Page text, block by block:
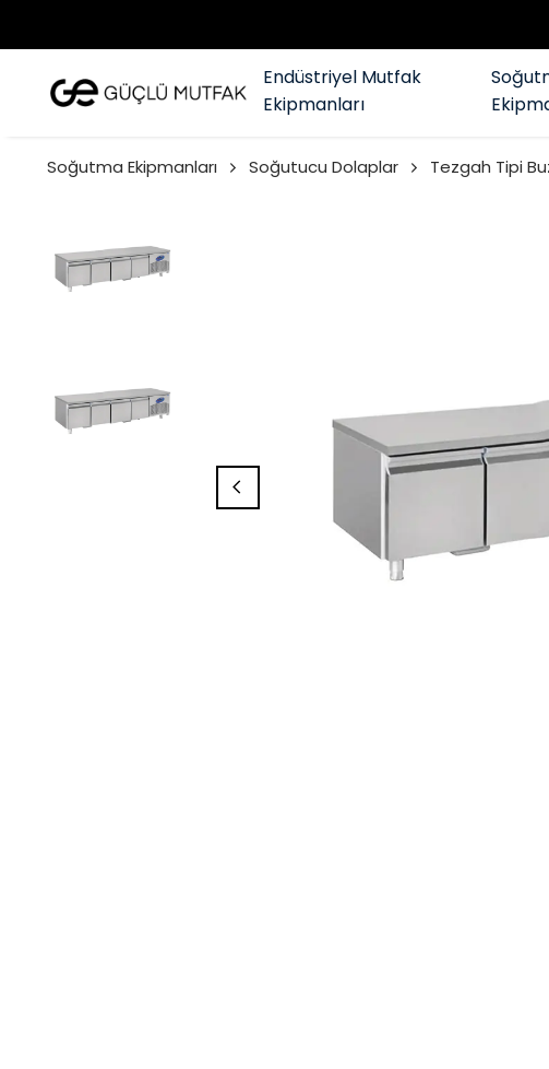
Endüstriyel Mutfak
Ekipmanları
Soğutma Ekipmanları Soğutucu Dolaplar Tezgah Tipi